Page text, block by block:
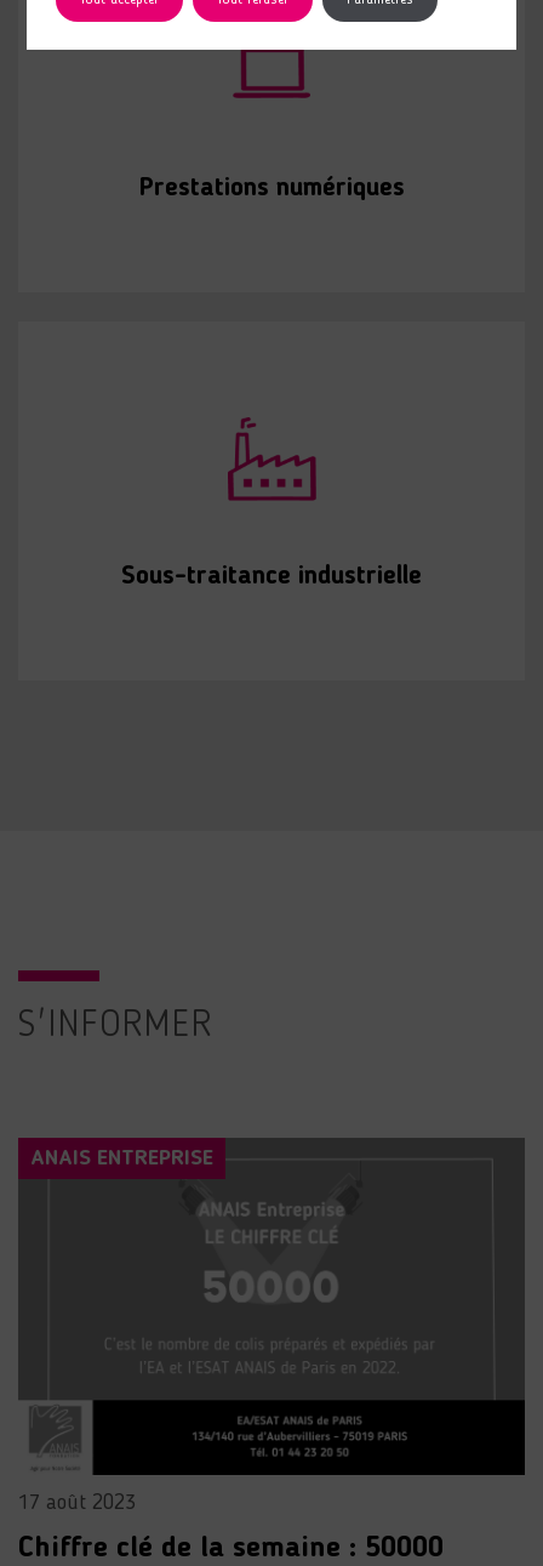
Prestations numériques
Sous-traitance industrielle
S'INFORMER
ANAIS ENTREPRISE
17 août 2023
Chiffre clé de la semaine : 50000